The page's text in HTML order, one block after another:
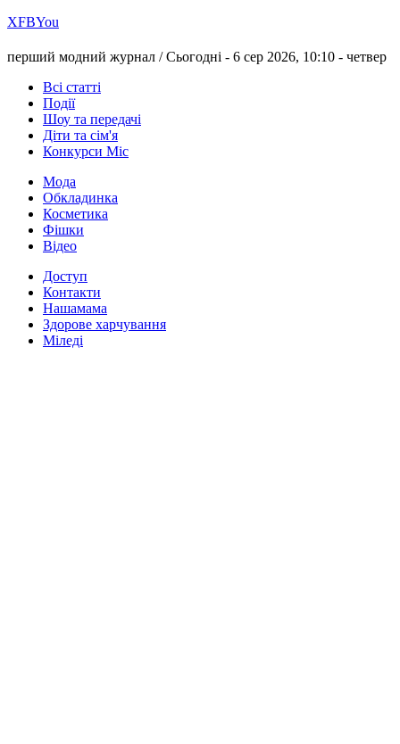
ХFBYou
перший модний журнал /Сьогодні - 6 сер 2026, 10:10 - четвер
Всі статті
Події
Шоу та передачі
Діти та сім'я
Конкурси Міс
Мода
Обкладинка
Косметика
Фішки
Відео
Доступ
Контакти
Нашамама
Здорове харчування
Міледі